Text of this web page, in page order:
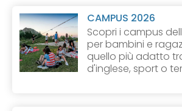
CAMPUS 2026
Scopri i campus
per bambini e
quello più adatto
d'inglese, sport o